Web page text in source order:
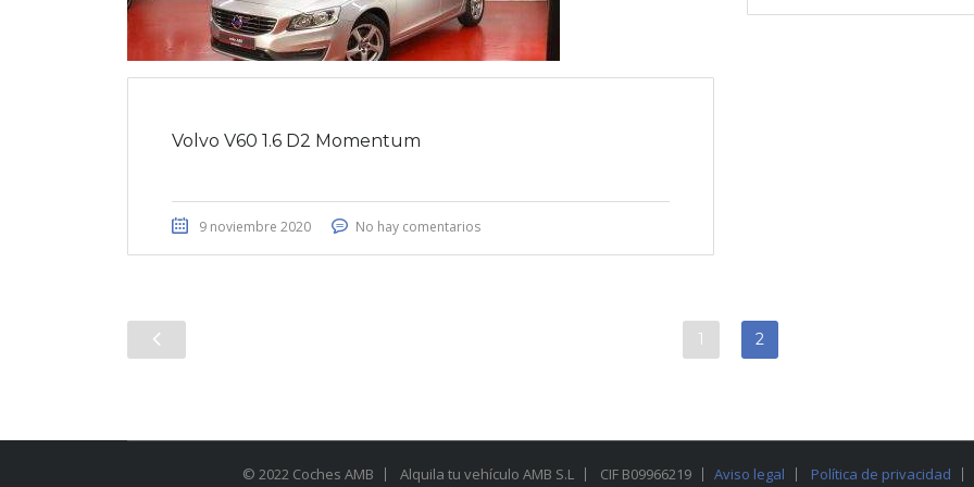
Volvo V60 1.6 D2 Momentum
9 noviembre 2020 No hay comentarios
1 2
© 2022 Coches AMB Alquila tu vehículo AMB S.L CIF B09966219 Aviso legal Política de privacidad